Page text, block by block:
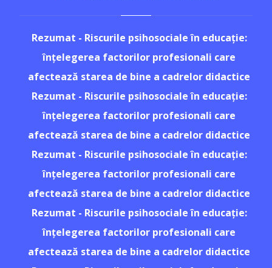
Rezumat - Riscurile psihosociale în educație:
înțelegerea factorilor profesionali care
afectează starea de bine a cadrelor didactice
Rezumat - Riscurile psihosociale în educație:
înțelegerea factorilor profesionali care
afectează starea de bine a cadrelor didactice
Rezumat - Riscurile psihosociale în educație:
înțelegerea factorilor profesionali care
afectează starea de bine a cadrelor didactice
Rezumat - Riscurile psihosociale în educație:
înțelegerea factorilor profesionali care
afectează starea de bine a cadrelor didactice